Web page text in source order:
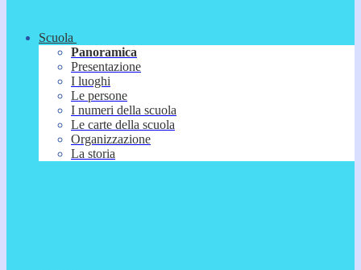
Scuola
Panoramica
Presentazione
I luoghi
Le persone
I numeri della scuola
Le carte della scuola
Organizzazione
La storia